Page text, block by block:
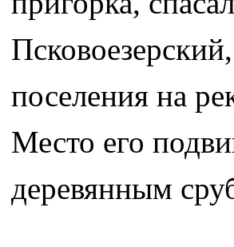
поселения на
Место его
деревянным